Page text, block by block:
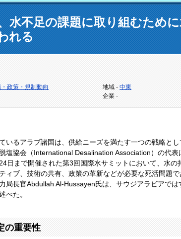
水不足の課題に取り組むため
れる
政策・規制動向
地域 - 中東
企業 -
いるアラブ諸国は、供給ニーズを満たす一つの戦略と
塩協会（International Desalination Association）の代表
日まで開催された第3回国際水サミットにおいて、水の
ィブ、技術の共有、政策の革新などが必要な死活問題
局長官Abdullah Al-Hussayen氏は、サウジアラビアで
べた。
の重要性